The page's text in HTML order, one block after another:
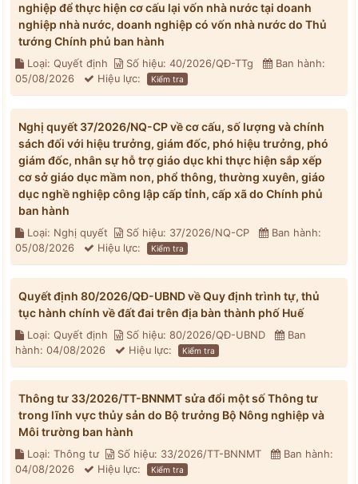
nghiệp để thực hiện cơ cấu lại vốn nhà nước tại doanh
nghiệp nhà nước, doanh nghiệp có vốn nhà nước do Thủ
tướng Chính phủ ban hành
Loại: Quyết định Số hiệu: 40/2026/QĐ-TTg
Ban hành:
05/08/2026
Hiệu lực: Kiểm tra
Nghị quyết 37/2026/NQ-CP về cơ cấu, số lượng và chính
sách đối với hiệu trưởng, giám đốc, phó hiệu trưởng, phó
giám đốc, nhân sự hỗ trợ giáo dục khi thực hiện sắp xếp
cơ sở giáo dục mầm non, phổ thông, thường xuyên, giáo
dục nghề nghiệp công lập cấp tỉnh, cấp xã do Chính phủ
ban hành
Loại: Nghị quyết Số hiệu: 37/2026/NQ-CP
Ban hành:
05/08/2026
Hiệu lực: Kiểm tra
Quyết định 80/2026/QĐ-UBND về Quy định trình tự, thủ
tục hành chính về đất đai trên địa bàn thành phố Huế
Loại: Quyết định Số hiệu: 80/2026/QĐ-UBND
Ban
hành: 04/08/2026
Hiệu lực: Kiểm tra
Thông tư 33/2026/TT-BNNMT sửa đổi một số Thông tư
trong lĩnh vực thủy sản do Bộ trưởng Bộ Nông nghiệp và
Môi trường ban hành
Loại: Thông tư Số hiệu: 33/2026/TT-BNNMT
Ban hành:
04/08/2026
Hiệu lực: Kiểm tra